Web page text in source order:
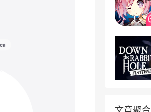
文章聚合